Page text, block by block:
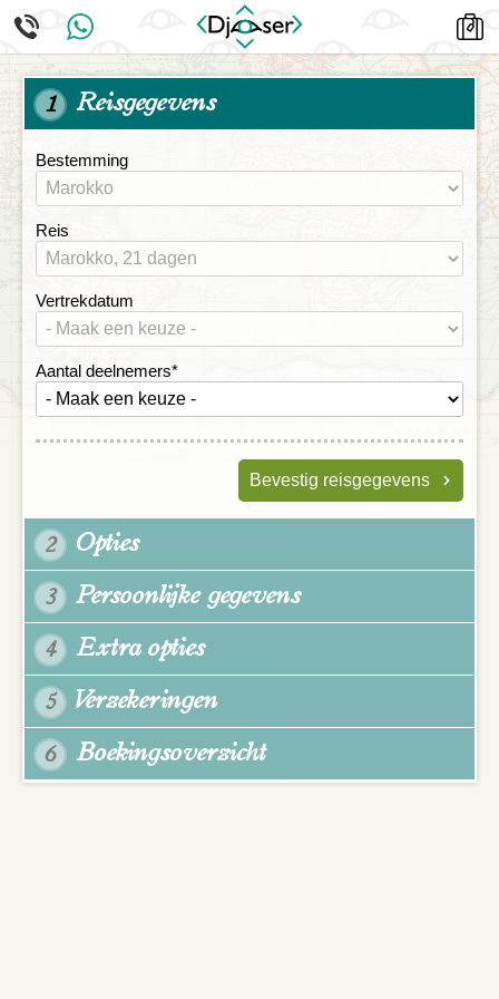
1 Reisgegevens
Bestemming
Reis
Vertrekdatum
Aantal deelnemers*
Bevestig reisgegevens
2 Opties
3 Persoonlijke gegevens
4 Extra opties
5 Verzekeringen
6 Boekingsoverzicht